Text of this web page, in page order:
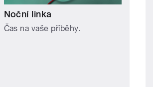
Noční linka
Čas na vaše příběhy.